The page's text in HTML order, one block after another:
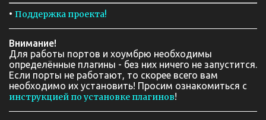
• Поддержка проекта!
Внимание!
Для работы портов и хоумбрю необходимы
определённые плагины - без них ничего не запустится.
Если порты не работают, то скорее всего вам
необходимо их установить! Просим ознакомиться с
инструкцией по установке плагинов!